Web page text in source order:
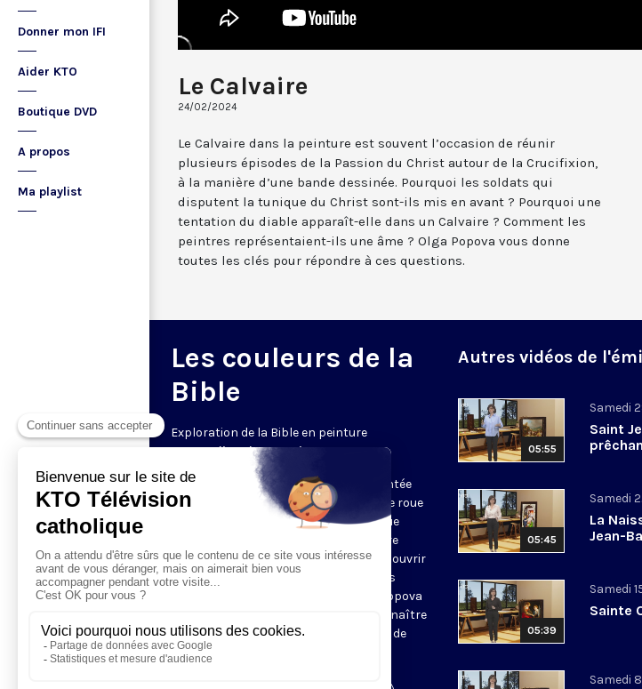
Donner mon IFI
Aider KTO
Boutique DVD
A propos
Ma playlist
Le Calvaire
24/02/2024
Le Calvaire dans la peinture est souvent l’occasion de réunir
plusieurs épisodes de la Passion du Christ autour de la Crucifixion,
à la manière d’une bande dessinée. Pourquoi les soldats qui
disputent la tunique du Christ sont-ils mis en avant ? Pourquoi une
tentation du diable apparaît-elle dans un Calvaire ? Comment les
peintres représentaient-ils une âme ? Olga Popova vous donne
toutes les clés pour répondre à ces questions.
Les couleurs de la
Bible
Exploration de la Bible en peinture
Le samedi • 20h30 • 5 min
Mais quelle est donc la scène représentée
sur ce tableau ? Pourquoi y a-t-il ici une roue
et là une palme, une couronne ? Chaque
samedi à 21h30, rendez-vous avec votre
professeur d’histoire de l’art, pour découvrir
un épisode biblique illustré par les plus
grands peintres. En 5 minutes, Olga Popova
vous donne tous les codes pour reconnaître
la scène et comprendre les intentions de
l’artiste.
Autres vidéos de
05:55
Samedi
Saint
05:45
Samedi
La
Jean-
05:39
Samedi
Sainte
Samedi